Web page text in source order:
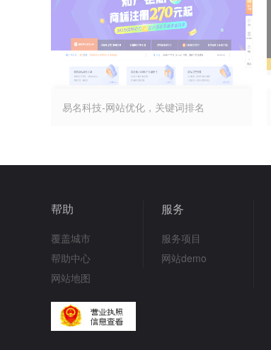
易名科技-网站优化，关键词排名
帮助
覆盖城市
帮助中心
网站地图
服务
服务项目
网站demo